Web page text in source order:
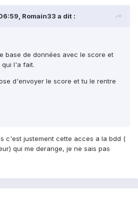
Romain33 a dit :
base de données avec le score et
l'a fait.
d'envoyer le score et tu le rentre
c'est justement cette acces a la bdd (
qui me derange, je ne sais pas